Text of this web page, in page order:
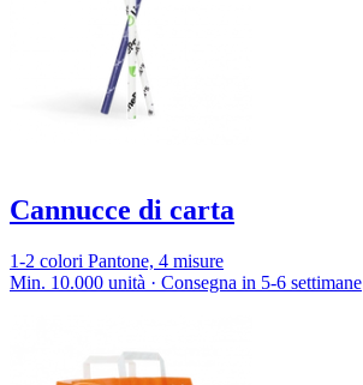
Cannucce di carta
1-2 colori Pantone, 4 misure
Min. 10.000 unità · Consegna in 5-6 settimane